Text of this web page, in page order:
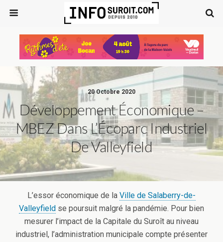
20 Octobre 2020
Développement Économique –
MBEZ Dans L’Écoparc Industriel
De Valleyfield
L’essor économique de la Ville de Salaberry-de-
Valleyfield se poursuit malgré la pandémie. Pour bien
mesurer l’impact de la Capitale du Suroît au niveau
industriel, l’administration municipale compte présenter